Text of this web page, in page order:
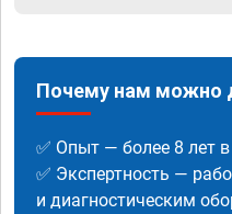
Почему нам можно
✅ Опыт — более 8 лет
✅ Экспертность —
и диагностическим